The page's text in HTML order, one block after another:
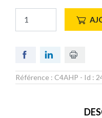
Référence : C4AHP - Id :